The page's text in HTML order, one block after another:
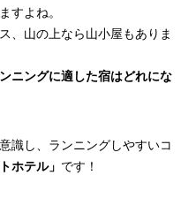
すよね。
、山の上なら山小屋もありま
ニングに適した宿はどれにな
識し、ランニングしやすいコ
ホテル」 です！